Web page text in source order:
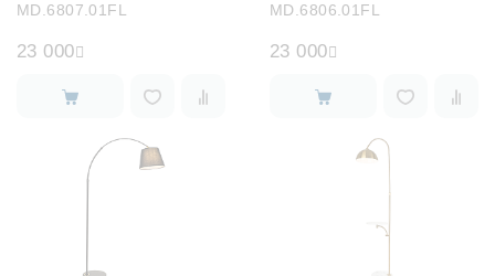
MD.6807.01FL
23 000
MD.6806.01FL
23 000